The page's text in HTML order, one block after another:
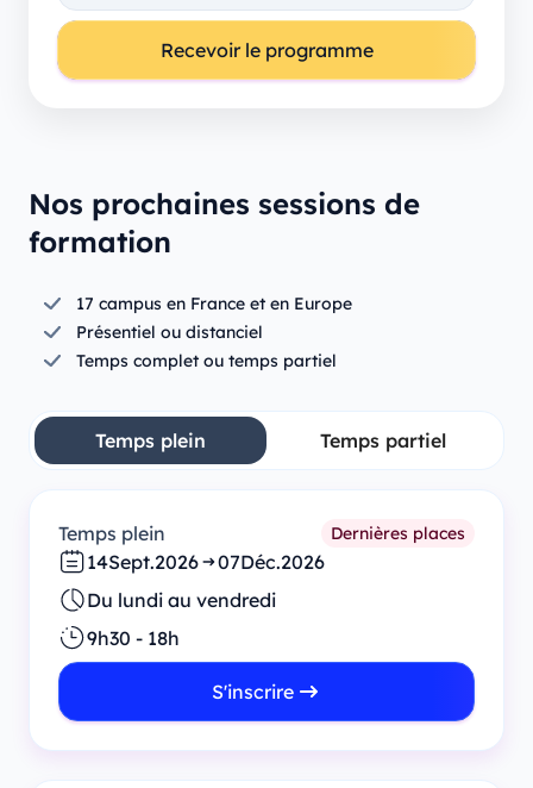
Nos prochaines sessions de
formation
17 campus en France et en Europe
Présentiel ou distanciel
Temps complet ou temps partiel
Temps plein Temps partiel
Temps plein Dernières places
14Sept.2026 07Déc.2026
Du lundi au vendredi
9h30 - 18h
S'inscrire